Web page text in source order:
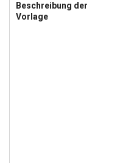
Beschreibung der
Vorlage